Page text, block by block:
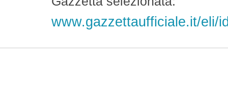
www.gazzettaufficiale.it/eli/